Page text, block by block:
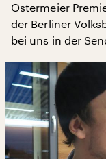
Ostermeier
der Berliner
bei uns in der